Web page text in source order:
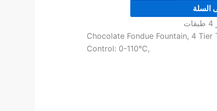
السلة
Chocolate Fondue Fountain, 4 Tier
Control: 0-110°C,